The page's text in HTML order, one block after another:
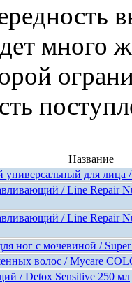
Название
для
/ Line Repair
/ Line Repair
ног с мочевиной /
волос / Mycare
/ Detox Sensitive 250 мл